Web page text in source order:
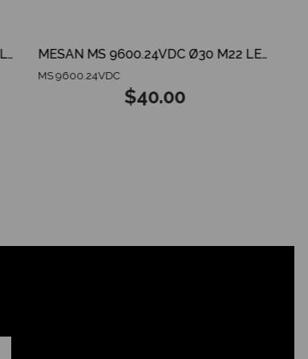
MESAN MS 825.12-24V Amber Tepe Lambası ECE R65 ECE R10 3 MODES SPARKING DOME MESAN MS 9600.24VDC Ø30 M22 LED Indikatör GX12 Konnektör RGY Siyah Gövde
MS 9600.24VDC
$40.00